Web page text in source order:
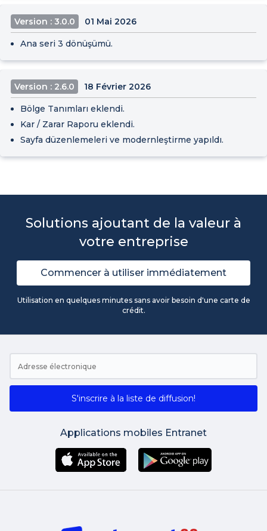
Version : 3.0.0 01 Mai 2026
Ana seri 3 dönüşümü.
Version : 2.6.0 18 Février 2026
Bölge Tanımları eklendi.
Kar / Zarar Raporu eklendi.
Sayfa düzenlemeleri ve modernleştirme yapıldı.
Solutions ajoutant de la valeur à
votre entreprise
Commencer à utiliser immédiatement
Utilisation en quelques minutes sans avoir besoin d'une carte de
crédit.
S'inscrire à la liste de diffusion!
Applications mobiles Entranet